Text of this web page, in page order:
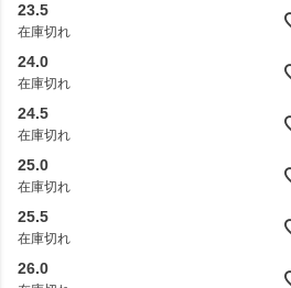
23.5
在庫切れ
24.0
在庫切れ
24.5
在庫切れ
25.0
在庫切れ
25.5
在庫切れ
26.0